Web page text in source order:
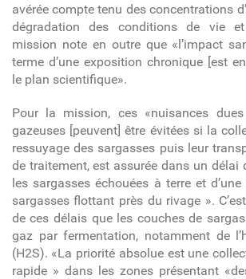
avérée compte tenu des concentrations
dégradation des conditions de vie
mission note en outre que «l’impact
terme d’une exposition chronique [est
le plan scientifique».
Pour la mission, ces «nuisances
gazeuses [peuvent] être évitées si la
ressuyage des sargasses puis leur
de traitement, est assurée dans un délai
les sargasses échouées à terre et
sargasses flottant près du rivage ».
de ces délais que les couches de
gaz par fermentation, notamment de
(H2S). «La priorité absolue est une
rapide » dans les zones présentant